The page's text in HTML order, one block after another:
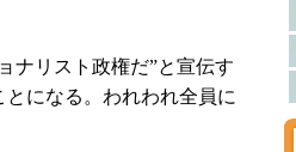
ナリスト政権だ”と宣伝す
になる。われわれ全員に